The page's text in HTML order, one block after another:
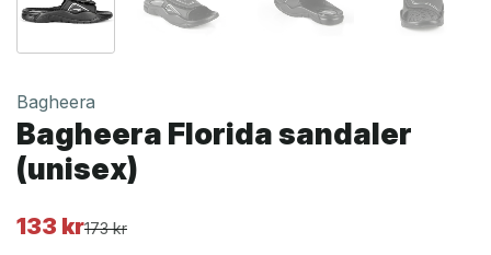
Bagheera
Bagheera Florida sandaler
(unisex)
173kr
Det
133 kr
Det